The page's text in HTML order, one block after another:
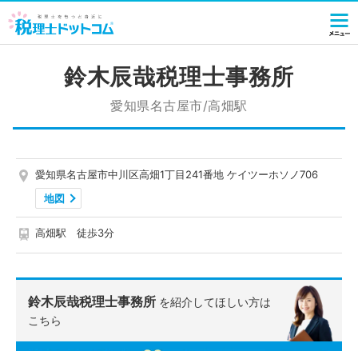
鈴木辰哉税理士事務所
愛知県名古屋市/高畑駅
愛知県名古屋市中川区高畑1丁目241番地 ケイツーホソノ706
地図
高畑駅 徒歩3分
鈴木辰哉税理士事務所 を紹介してほしい方は
こちら